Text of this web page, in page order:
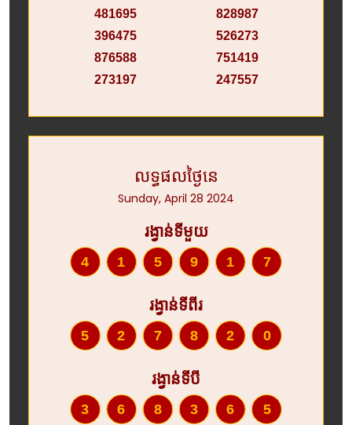
481695
396475
876588
273197
828987
526273
751419
247557
លទ្ធផលថ្ងៃនេ
Sunday, April 28 2024
រង្វាន់ទីមួយ
415917
រង្វាន់ទីពីរ
527820
រង្វាន់ទីបី
368365